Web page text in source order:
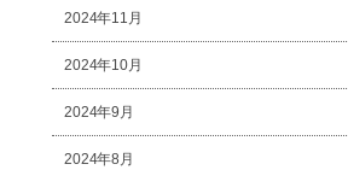
2024年11月
2024年10月
2024年9月
2024年8月